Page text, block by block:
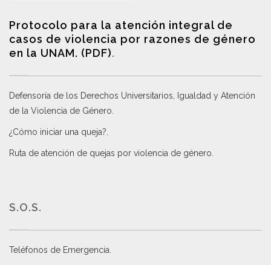
Protocolo para la atención integral de
casos de violencia por razones de género
en la UNAM. (PDF).
Defensoría de los Derechos Universitarios, Igualdad y Atención
de la Violencia de Género
¿Cómo iniciar una queja?
Ruta de atención de quejas por violencia de género
S.O.S.
Teléfonos de Emergencia.